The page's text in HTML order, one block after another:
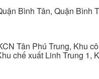
Bình Tân, Quận Bình
Tân Phú Trung, Khu
chế xuất Linh Trung 1,